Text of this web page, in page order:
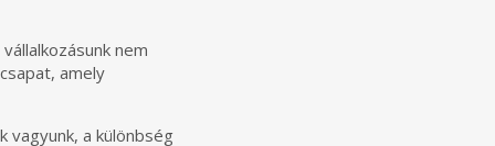
nem
amely
vagyunk, a különbség